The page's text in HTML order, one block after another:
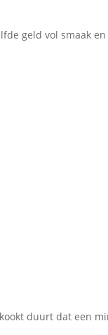
geld vol smaak
duurt dat een